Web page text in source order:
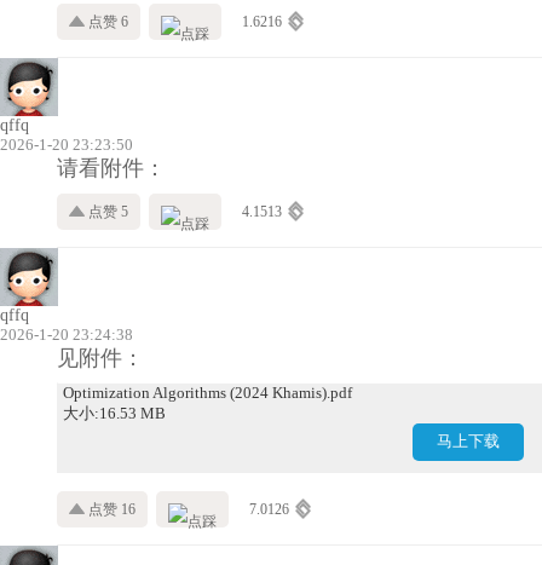
点赞 6 1.6216
qffq
2026-1-20 23:23:50
请看附件：
点赞 5 4.1513
qffq
2026-1-20 23:24:38
见附件：
Optimization Algorithms (2024 Khamis).pdf
大小:16.53 MB
马上下载
点赞 16 7.0126